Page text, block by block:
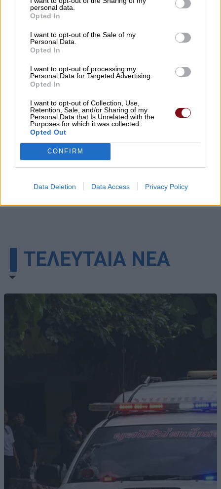
personal data.
Opted In
I want to opt-out of the Sale of my
Personal Data.
Opted In
I want to opt-out of processing my
Personal Data for Targeted Advertising.
Opted In
I want to opt-out of Collection, Use,
Retention, Sale, and/or Sharing of my
Personal Data that Is Unrelated with the
Purposes for which it was collected.
Opted Out
CONFIRM
Data Deletion Data Access Privacy Policy
▌ΤΕΛΕΥΤΑΙΑ ΝΕΑ